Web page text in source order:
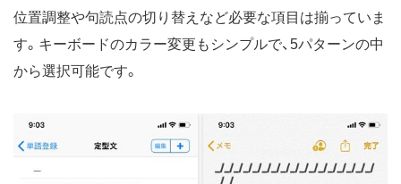
位置調整や句読点の切り替えなど必要な項目は揃っていま
す。キーボードのカラー変更もシンプルで、5パターンの中
から選択可能です。